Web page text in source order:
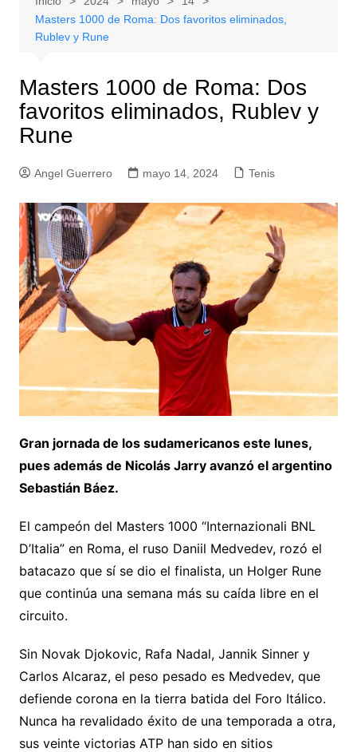
Masters 1000 de Roma: Dos favoritos eliminados,
Rublev y Rune
Masters 1000 de Roma: Dos
favoritos eliminados, Rublev y
Rune
Angel Guerrero mayo 14, 2024 Tenis
Gran jornada de los sudamericanos este lunes,
pues además de Nicolás Jarry avanzó el argentino
Sebastián Báez.
El campeón del Masters 1000 “Internazionali BNL
D’Italia” en Roma, el ruso Daniil Medvedev, rozó el
batacazo que sí se dio el finalista, un Holger Rune
que continúa una semana más su caída libre en el
circuito.
Sin Novak Djokovic, Rafa Nadal, Jannik Sinner y
Carlos Alcaraz, el peso pesado es Medvedev, que
defiende corona en la tierra batida del Foro Itálico.
Nunca ha revalidado éxito de una temporada a otra,
sus veinte victorias ATP han sido en sitios